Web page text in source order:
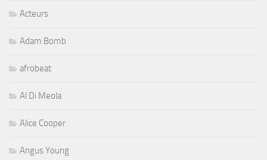
Acteurs
Adam Bomb
afrobeat
Al Di Meola
Alice Cooper
Angus Young